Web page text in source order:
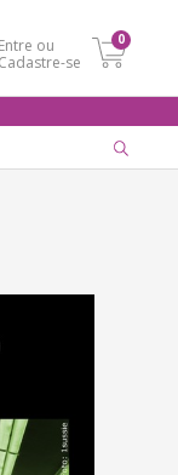
Entre ou
Cadastre-se
0